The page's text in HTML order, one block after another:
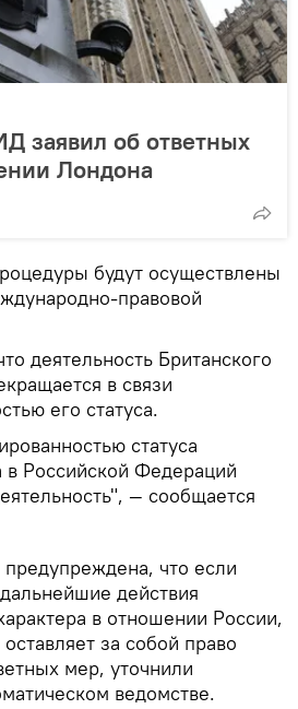
заявил об ответных
Лондона
будут осуществлены
правовой
деятельность Британского
в связи
его статуса.
статуса
в Российской Федераций
— сообщается
предупреждена, что если
действия
в отношении России,
за собой право
мер, уточнили
ведомстве.